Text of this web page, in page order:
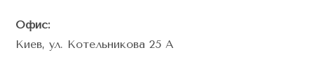
Офис:
Киев, ул. Котельникова 25 А